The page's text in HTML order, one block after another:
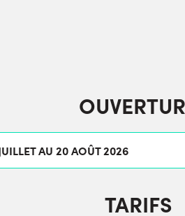
AU 20 AOÛT 2026
TARIFS